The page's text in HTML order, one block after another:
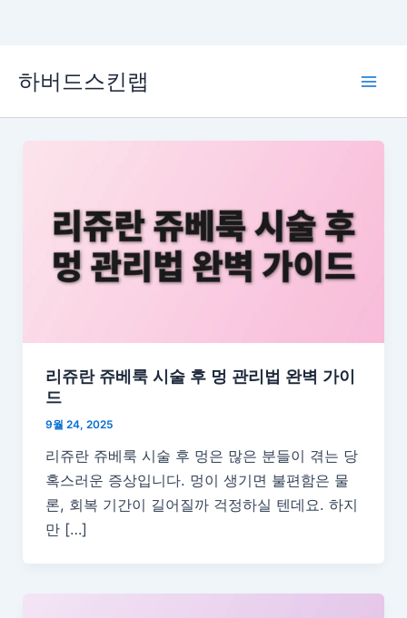
하버드스킨랩
리쥬란 쥬베룩 시술 후 멍 관리법 완벽 가이
드
9월 24, 2025
리쥬란 쥬베룩 시술 후 멍은 많은 분들이 겪는 당
혹스러운 증상입니다. 멍이 생기면 불편함은 물
론, 회복 기간이 길어질까 걱정하실 텐데요. 하지
만 […]